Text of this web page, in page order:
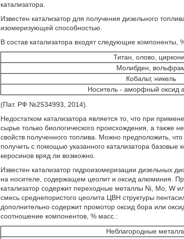
катализатора.
Известен катализатор для получения дизельного
изомеризующей способностью.
В состав катализатора входят следующие компоненты,
Титан, олово,
Молибден,
Кобальт, никель
Носитель - аморфный оксид
(Пат. РФ №2534993, 2014).
Недостатком катализатора является то, что при
сырье только биологического происхождения, а также
свойств полученного топлива. Можно предположить,
получить с помощью указанного катализатора
керосинов вряд ли возможно.
Известен катализатор гидроизомеризации дизельных
на носителе, содержащем цеолит и оксид алюминия.
катализатор содержит переходные металлы Ni, Mo, W
смесь среднепористого цеолита ЦВН структуры
дополнительно содержит промотор оксид бора или
соотношение компонентов, % масс.:
Неблагородные